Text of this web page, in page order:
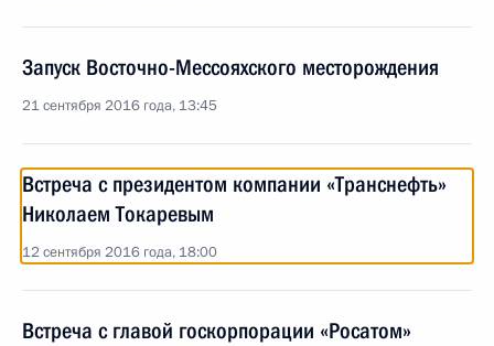
Запуск Восточно-Мессояхского месторождения
21 сентября 2016 года, 13:45
Встреча с президентом компании «Транснефть»
Николаем Токаревым
12 сентября 2016 года, 18:00
Встреча с главой госкорпорации «Росатом»